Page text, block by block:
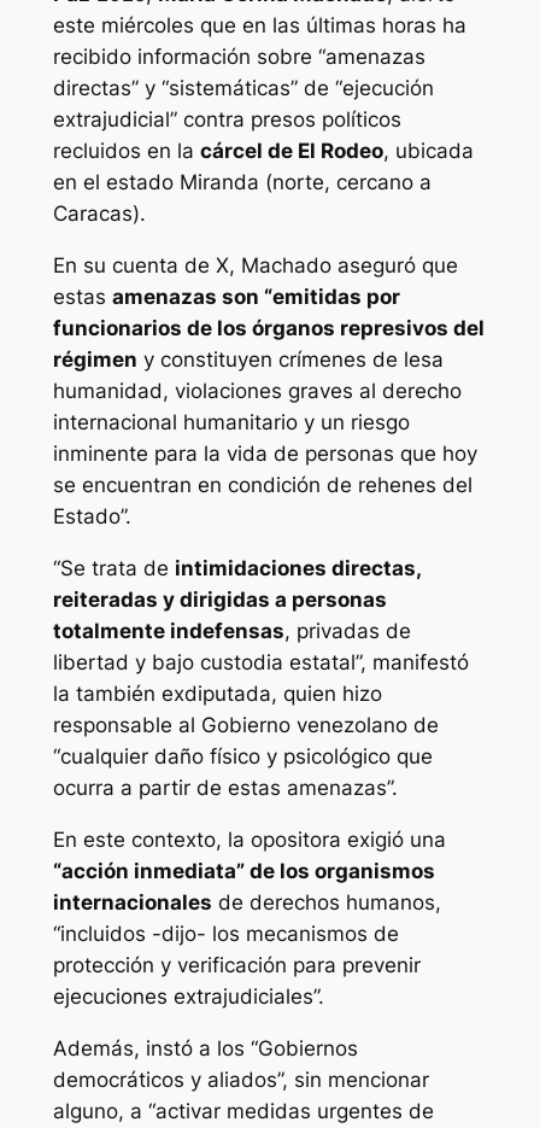
este miércoles que en las últimas horas ha
recibido información sobre “amenazas
directas” y “sistemáticas” de “ejecución
extrajudicial” contra presos políticos
recluidos en la cárcel de El Rodeo, ubicada
en el estado Miranda (norte, cercano a
Caracas).
En su cuenta de X, Machado aseguró que
estas amenazas son “emitidas por
funcionarios de los órganos represivos del
régimen y constituyen crímenes de lesa
humanidad, violaciones graves al derecho
internacional humanitario y un riesgo
inminente para la vida de personas que hoy
se encuentran en condición de rehenes del
Estado”.
“Se trata de intimidaciones directas,
reiteradas y dirigidas a personas
totalmente indefensas, privadas de
libertad y bajo custodia estatal”, manifestó
la también exdiputada, quien hizo
responsable al Gobierno venezolano de
“cualquier daño físico y psicológico que
ocurra a partir de estas amenazas”.
En este contexto, la opositora exigió una
“acción inmediata” de los organismos
internacionales de derechos humanos,
“incluidos -dijo- los mecanismos de
protección y verificación para prevenir
ejecuciones extrajudiciales”.
Además, instó a los “Gobiernos
democráticos y aliados”, sin mencionar
alguno, a “activar medidas urgentes de